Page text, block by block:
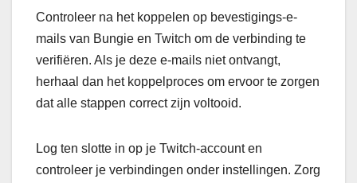
Controleer na het koppelen op bevestigings-e-
mails van Bungie en Twitch om de verbinding te
verifiëren. Als je deze e-mails niet ontvangt,
herhaal dan het koppelproces om ervoor te zorgen
dat alle stappen correct zijn voltooid.
Log ten slotte in op je Twitch-account en
controleer je verbindingen onder instellingen. Zorg